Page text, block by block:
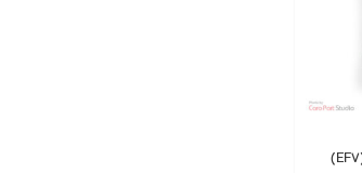
اورینگ لوله اویل ماژور سمند (EF7)